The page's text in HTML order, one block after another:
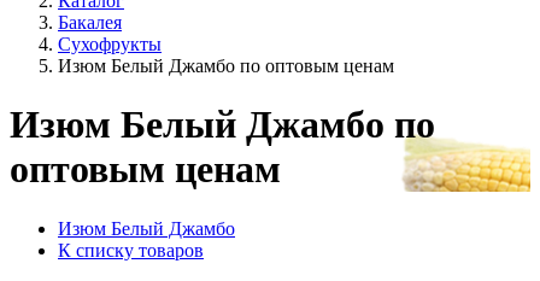
Бакалея
Сухофрукты
Изюм Белый Джамбо по оптовым ценам
Изюм Белый Джамбо по
оптовым ценам
Изюм Белый Джамбо
К списку товаров